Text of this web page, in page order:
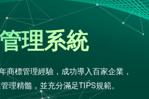
理系統
商標管理經驗，成功導入百家企業，
理精髓，並充分滿足TIPS規範。